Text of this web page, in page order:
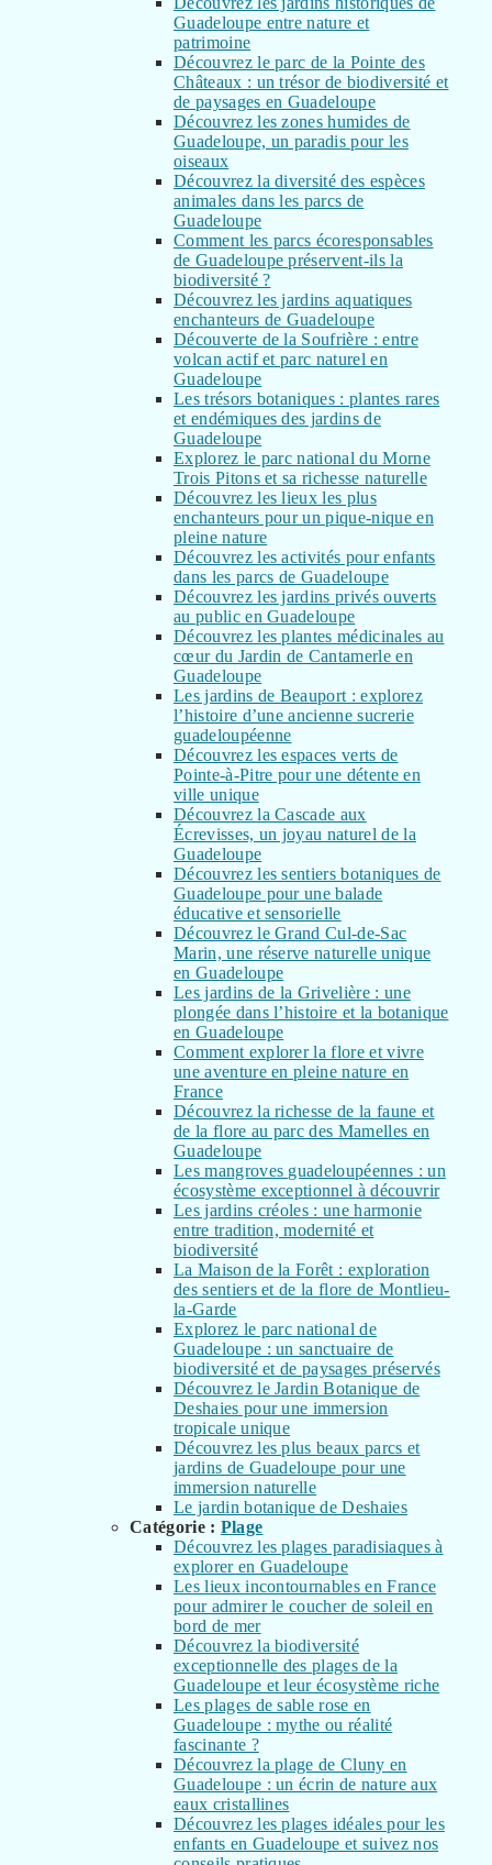
Guadeloupe entre nature et
patrimoine
Découvrez le parc de la Pointe des
Châteaux : un trésor de biodiversité et
de paysages en Guadeloupe
Découvrez les zones humides de
Guadeloupe, un paradis pour les
oiseaux
Découvrez la diversité des espèces
animales dans les parcs de
Guadeloupe
Comment les parcs écoresponsables
de Guadeloupe préservent-ils la
biodiversité ?
Découvrez les jardins aquatiques
enchanteurs de Guadeloupe
Découverte de la Soufrière : entre
volcan actif et parc naturel en
Guadeloupe
Les trésors botaniques : plantes rares
et endémiques des jardins de
Guadeloupe
Explorez le parc national du Morne
Trois Pitons et sa richesse naturelle
Découvrez les lieux les plus
enchanteurs pour un pique-nique en
pleine nature
Découvrez les activités pour enfants
dans les parcs de Guadeloupe
Découvrez les jardins privés ouverts
au public en Guadeloupe
Découvrez les plantes médicinales au
cœur du Jardin de Cantamerle en
Guadeloupe
Les jardins de Beauport : explorez
l’histoire d’une ancienne sucrerie
guadeloupéenne
Découvrez les espaces verts de
Pointe-à-Pitre pour une détente en
ville unique
Découvrez la Cascade aux
Écrevisses, un joyau naturel de la
Guadeloupe
Découvrez les sentiers botaniques de
Guadeloupe pour une balade
éducative et sensorielle
Découvrez le Grand Cul-de-Sac
Marin, une réserve naturelle unique
en Guadeloupe
Les jardins de la Grivelière : une
plongée dans l’histoire et la botanique
en Guadeloupe
Comment explorer la flore et vivre
une aventure en pleine nature en
France
Découvrez la richesse de la faune et
de la flore au parc des Mamelles en
Guadeloupe
Les mangroves guadeloupéennes : un
écosystème exceptionnel à découvrir
Les jardins créoles : une harmonie
entre tradition, modernité et
biodiversité
La Maison de la Forêt : exploration
des sentiers et de la flore de Montlieu-
la-Garde
Explorez le parc national de
Guadeloupe : un sanctuaire de
biodiversité et de paysages préservés
Découvrez le Jardin Botanique de
Deshaies pour une immersion
tropicale unique
Découvrez les plus beaux parcs et
jardins de Guadeloupe pour une
immersion naturelle
Le jardin botanique de Deshaies
Catégorie : Plage
Découvrez les plages paradisiaques à
explorer en Guadeloupe
Les lieux incontournables en France
pour admirer le coucher de soleil en
bord de mer
Découvrez la biodiversité
exceptionnelle des plages de la
Guadeloupe et leur écosystème riche
Les plages de sable rose en
Guadeloupe : mythe ou réalité
fascinante ?
Découvrez la plage de Cluny en
Guadeloupe : un écrin de nature aux
eaux cristallines
Découvrez les plages idéales pour les
enfants en Guadeloupe et suivez nos